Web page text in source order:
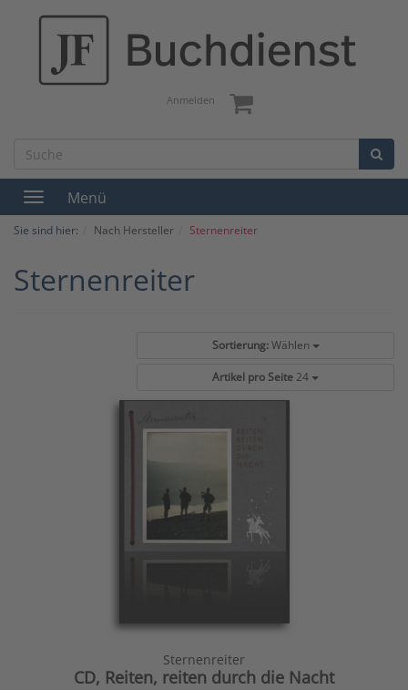
Anmelden
Toggle
navigation
Menü
Sie sind hier: Nach Hersteller Sternenreiter
Sternenreiter
Sortierung: Wählen
Artikel pro Seite24
Sternenreiter
CD, Reiten, reiten durch die Nacht